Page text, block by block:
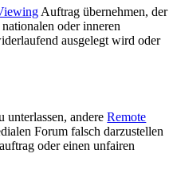
Auftrag übernehmen, der
oder inneren
ausgelegt wird oder
unterlassen, andereRemote
Forum falsch darzustellen
oder einen unfairen